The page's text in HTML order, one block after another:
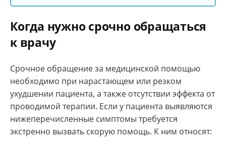
Когда нужно срочно обращаться
к врачу
Срочное обращение за медицинской помощью
необходимо при нарастающем или резком
ухудшении пациента, а также отсутствии эффекта от
проводимой терапии. Если у пациента выявляются
нижеперечисленные симптомы требуется
экстренно вызвать скорую помощь. К ним относят: